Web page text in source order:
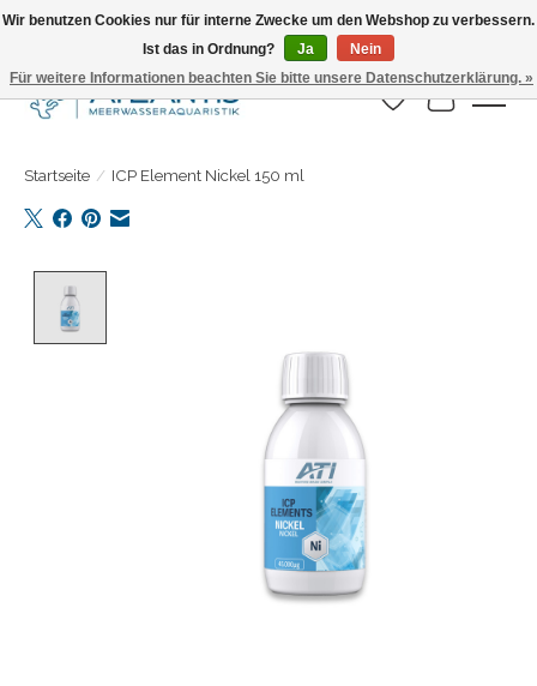
Täglicher Versand. Bestelle bis 15.00 Uhr
Wunschzettel
Ihr
Startseite / ICP Element Nickel 150 ml
Wir benutzen Cookies nur für interne Zwecke um den Webshop zu verbessern.
Ist das in Ordnung?
Ja
Nein
Für weitere Informationen beachten Sie bitte unsere Datenschutzerklärung. »